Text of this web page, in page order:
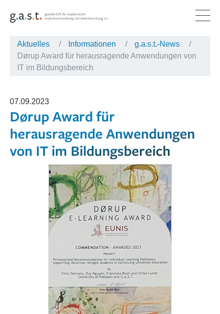
PRODUKTE
PRÜFUNGEN
LERNPLATTFORM
BERATUNG
FORSCHUNG & ENTWICKLUNG
FORSCHUNG
PUBLIKATIONEN
G.A.S.T.-AKADEMIE
UNSERE LEISTUNGEN
TEAM DER G.A.S.T.-AKADEMIE
ÜBER G.A.S.T.
NETZWERK
MITGLIEDSCHAFTEN
KARRIERE
G.A.S.T. ALS ARBEITGEBERIN
AKTUELLES
INFORMATIONEN
SOZIALE MEDIEN
Aktuelles Informationen
g.a.s.t.-News
Dørup Award für herausragende Anwendungen von
IT im Bildungsbereich
07.09.2023
Dørup Award für
herausragende Anwendungen
von IT im Bildungsbereich